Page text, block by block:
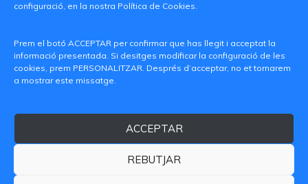
configuració, en la nostra Política de Cookies.
Prem el botó ACCEPTAR per confirmar que has llegit i acceptat la
informació presentada. Si desitges modificar la configuració de les
cookies, prem PERSONALITZAR. Després d’acceptar, no et tornarem
a mostrar este missatge.
ACCEPTAR
REBUTJAR
C/ Paranimf, 1 - 46730 Grau de Gandia
+34 962849333
Avís legalPolítica de privacitat